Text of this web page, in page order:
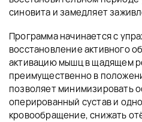
синовита и замедляет
Программа начинается с
восстановление активного
активацию мышц в щадящем
преимущественно в
позволяет минимизировать
оперированный сустав и
кровообращение, снижать